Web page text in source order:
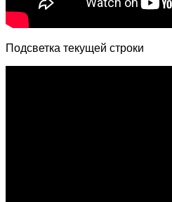
Подсветка текущей строки